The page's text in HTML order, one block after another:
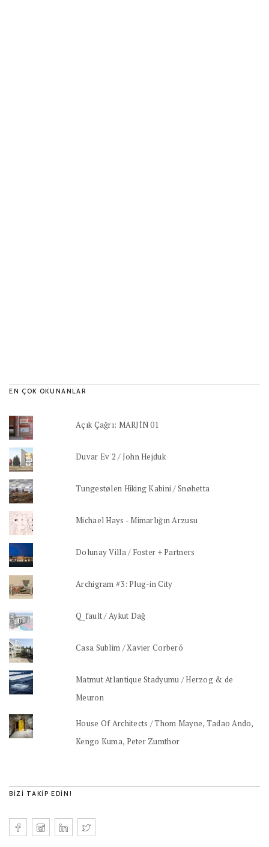
EN ÇOK OKUNANLAR
Açık Çağrı: MARJİN 01
Duvar Ev 2 / John Hejduk
Tungestølen Hiking Kabini / Snøhetta
Michael Hays - Mimarlığın Arzusu
Dolunay Villa / Foster + Partners
Archigram #3: Plug-in City
Q_fault / Aykut Dağ
Casa Sublim / Xavier Corberó
Matmut Atlantique Stadyumu / Herzog & de
Meuron
House Of Architects / Thom Mayne, Tadao Ando,
Kengo Kuma, Peter Zumthor
BIZI TAKIP EDIN!